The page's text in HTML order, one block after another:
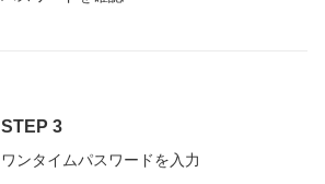
STEP 3
ワンタイムパスワードを入力